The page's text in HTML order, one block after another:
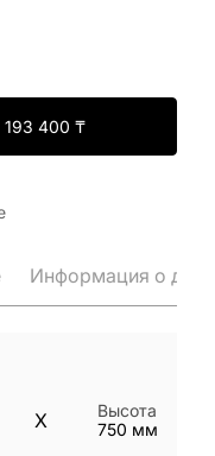
193 400 ₸
Информация о
X
Высота
750 мм